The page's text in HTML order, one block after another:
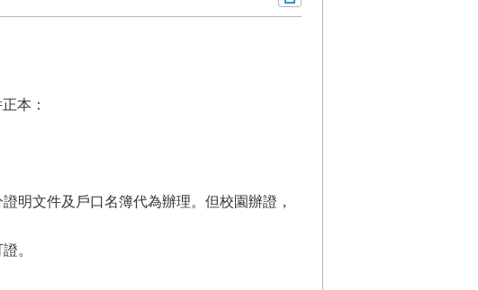
本：
明文件及戶口名簿代為辦理。但校園辦證，
。